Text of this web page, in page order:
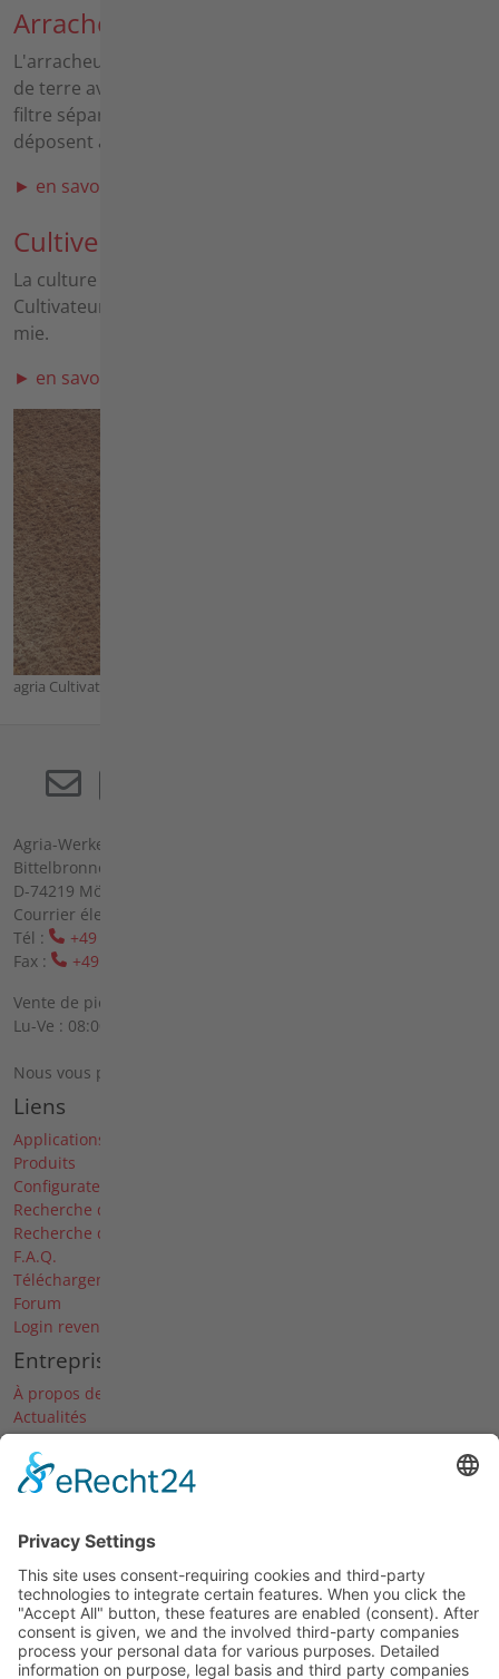
Arracheuse de pommes de terre
L'arracheuse de pommes de terre soulève les pommes
de terre avec la terre qui les entoure. Les barres de
filtre séparent la terre des pommes de terre et les
déposent à la surface du sol à côté de la charrue.
► en savoir plus sur l'arrachage des pommes de terre
agria Cultivateur à dents
Cultiver
La culture à l'aide d'un Cultivateur à dents ou d'un
Cultivateur trainé permet en premier lieu de briser la
mie.
► en savoir plus sur la cultiver
Agria-Werke GmbH (société à responsabilité limitée)
Bittelbronner Str. 42
D-74219 Möckmühl
Courrier électronique :
Tél :
+49 6298 39-0
Fax :
+49 6298 39-111
Vente de pièces de rechange sur place :
Lu-Ve : 08:00 - 12:00 heures et 13:00 - 16:00 heures
Nous vous prions de vous inscrire par téléphone.
Liens
Applications
Produits
Configurateur
Recherche de pièces de rechange
Recherche de revendeurs
F.A.Q.
Téléchargements
Forum
Login revendeur
Entreprise
À propos de nous
Actualités
Dates & Salons
Carrière
Historique